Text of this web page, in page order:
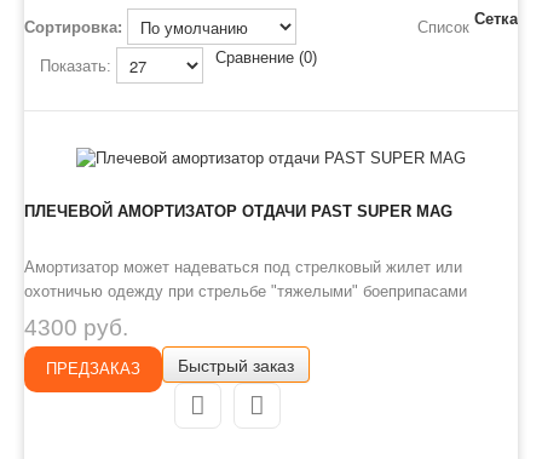
Список Сетка
Сортировка:
Показать: Сравнение (0)
ПЛЕЧЕВОЙ АМОРТИЗАТОР ОТДАЧИ PAST SUPER MAG
Амортизатор может надеваться под стрелковый жилет или
охотничью одежду при стрельбе "тяжелыми" боеприпасами
Magnum или Nitroexpress. Подходит как для мужчин, так и для
женщин. Чтобы амортизатор не сползал вверх, предусмотрена
его дополнительная фиксация на поясном ремне сзади. ..
4300 руб.
ПРЕДЗАКАЗ Быстрый заказ